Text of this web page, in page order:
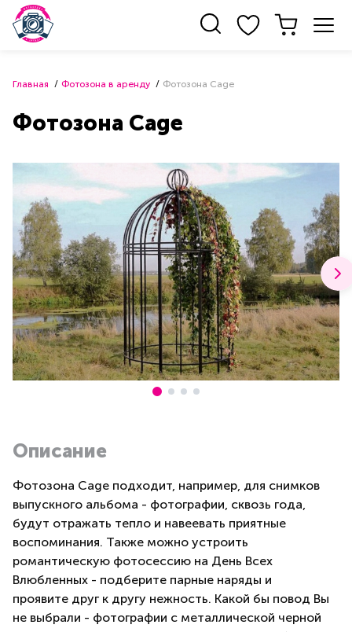
Главная Фотозона в аренду Фотозона Cage
Фотозона Cage
Описание
Фотозона Cage подходит, например, для снимков
выпускного альбома - фотографии, сквозь года,
будут отражать тепло и навеевать приятные
воспоминания. Также можно устроить
романтическую фотосессию на День Всех
Влюбленных - подберите парные наряды и
проявите друг к другу нежность. Какой бы повод Вы
не выбрали - фотографии с металлической черной